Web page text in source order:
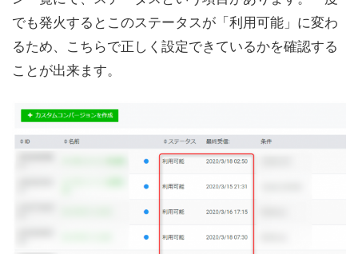
でも発火するとこのステータスが「利用可能」に変わ
るため、こちらで正しく設定できているかを確認する
ことが出来ます。